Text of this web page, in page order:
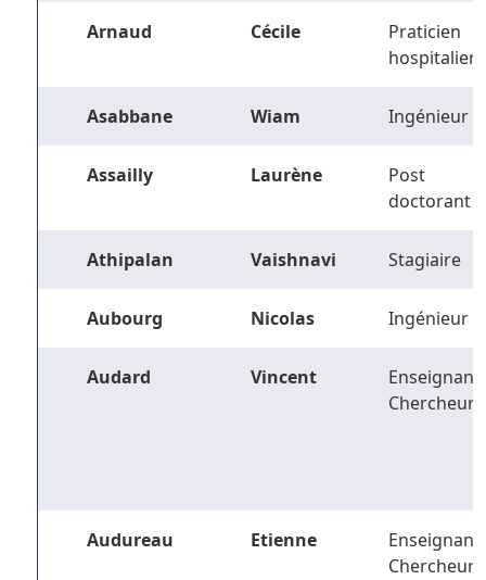
Arnaud Cécile
Praticien
hospitalier
Asabbane Wiam Ingénieur
Assailly Laurène
Post
doctorant
Athipalan Vaishnavi Stagiaire
Aubourg Nicolas Ingénieur
Audard Vincent
Enseignant-
Chercheur
Audureau Etienne
Enseignant-
Chercheur